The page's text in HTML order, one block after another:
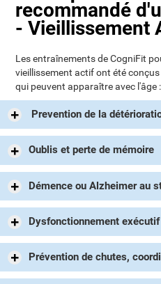
recommandé
- Vieillissement
Les entraînements de CogniFit
vieillissement actif ont été
qui peuvent apparaître avec l'âge :
Prevention de la
Oublis et perte de mémoire
Démence ou Alzheimer au
Dysfonctionnement exécutif
Prévention de chutes,